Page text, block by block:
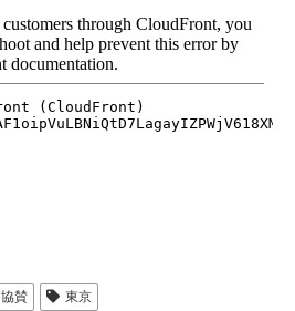
協賛 東京